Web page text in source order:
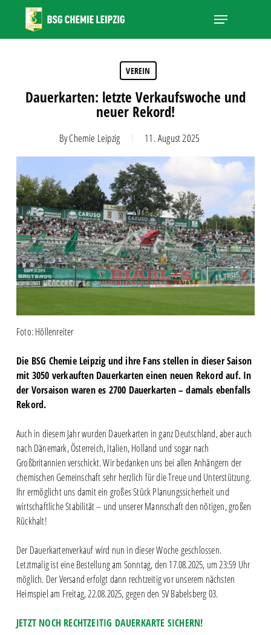
main
Menu
VEREIN
Dauerkarten: letzte Verkaufswoche und
neuer Rekord!
ByChemie Leipzig 11. August 2025
Foto: Höllenreiter
Die BSG Chemie Leipzig und ihre Fans stellen in dieser Saison
mit 3050 verkauften Dauerkarten einen neuen Rekord auf. In
der Vorsaison waren es 2700 Dauerkarten – damals ebenfalls
Rekord.
Auch in diesem Jahr wurden Dauerkarten in ganz Deutschland, aber auch
nach Dänemark, Österreich, Italien, Holland und sogar nach
Großbritannien verschickt. Wir bedanken uns bei allen Anhängern der
chemischen Gemeinschaft sehr herzlich für die Treue und Unterstützung.
Ihr ermöglicht uns damit ein großes Stück Planungssicherheit und
wirtschaftliche Stabilität – und unserer Mannschaft den nötigen, großen
Rückhalt!
Der Dauerkartenverkauf wird nun in dieser Woche geschlossen.
Letztmalig ist eine Bestellung am Sonntag, den 17.08.2025, um 23:59 Uhr
möglich. Der Versand erfolgt dann rechtzeitig vor unserem nächsten
Heimspiel am Freitag, 22.08.2025, gegen den SV Babelsberg 03.
JETZT NOCH RECHTZEITIG DAUERKARTE SICHERN!
Close